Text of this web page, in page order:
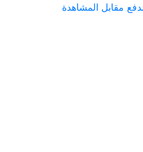
مقابل المشاهدة